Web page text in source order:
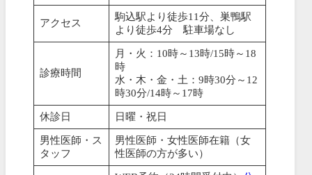
アクセス
駒込駅より徒歩11分、巣鴨駅
より徒歩4分 駐車場なし
診療時間
月・火：10時～13時/15時～18
時
水・木・金・土：9時30分～12
時30分/14時～17時
休診日 日曜・祝日
男性医師・ス
タッフ
男性医師・女性医師在籍（女
性医師の方が多い）